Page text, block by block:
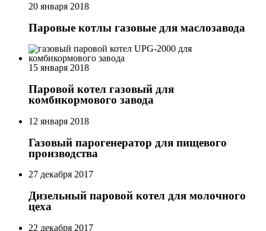
20 января 2018
Паровые котлы газовые для маслозавода
15 января 2018
Паровой котел газовый для
комбикормового завода
12 января 2018
Газовый парогенератор для пищевого
производства
27 декабря 2017
Дизельный паровой котел для молочного
цеха
22 декабря 2017